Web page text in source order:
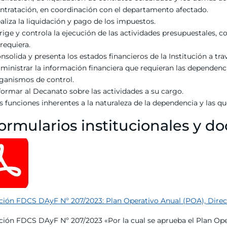
en coordinación con el departamento afectado.
la liquidación y pago de los impuestos.
y controla la ejecución de las actividades presupuestales,
y presenta los estados financieros de la Institución a
la información financiera que requieran las
de control.
al Decanato sobre las actividades a su cargo.
funciones inherentes a la naturaleza de la dependencia y las
institucionales y
FDCS DAyF Nº 207/2023: Plan Operativo Anual (POA),
FDCS DAyF Nº 207/2023 «Por la cual se aprueba el Plan